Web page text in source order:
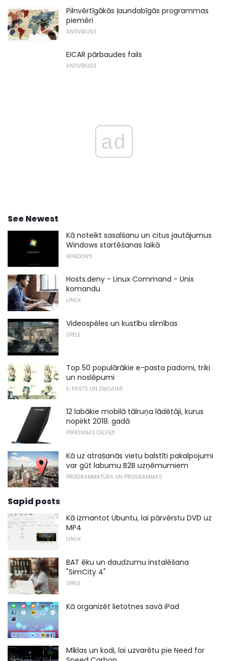
Pilnvērtīgākās ļaundabīgās programmas
piemēri
ANTIVĪRUSS
EICAR pārbaudes fails
ANTIVĪRUSS
ad
See Newest
Kā noteikt sasalšanu un citus jautājumus
Windows startēšanas laikā
WINDOWS
Hosts.deny - Linux Command - Unix
komandu
LINUX
Videospēles un kustību slimības
SPĒLE
Top 50 populārākie e-pasta padomi, triki
un noslēpumi
E-PASTS UN ZIŅOJUMI
12 labākie mobilā tālruņa lādētāji, kurus
nopirkt 2018. gadā
PIRKŠANAS CEĻVEŽI
Kā uz atrašanās vietu balstīti pakalpojumi
var gūt labumu B2B uzņēmumiem
PROGRAMMATŪRA UN PROGRAMMAS
Sapid posts
Kā izmantot Ubuntu, lai pārvērstu DVD uz
MP4
LINUX
BAT ēku un daudzumu instalēšana
"SimCity 4"
SPĒLE
Kā organizēt lietotnes savā iPad
Mīklas un kodi, lai uzvarētu pie Need for